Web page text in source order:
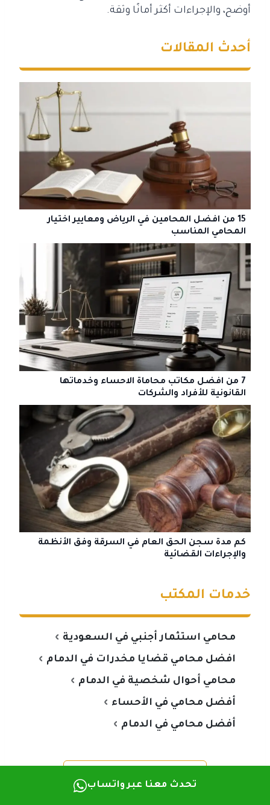
تحدث معنا عبر واتساب
أوضح، والإجراءات أكثر أمانًا وثقة.
أحدث المقالات
15 من افضل المحامين في الرياض ومعايير اختيار
المحامي المناسب
7 من افضل مكاتب محاماة الاحساء وخدماتها
القانونية للأفراد والشركات
كم مدة سجن الحق العام في السرقة وفق الأنظمة
والإجراءات القضائية
خدمات المكتب
محامي استثمار أجنبي في السعودية
افضل محامي قضايا مخدرات في الدمام
محامي أحوال شخصية في الدمام
أفضل محامي في الأحساء
أفضل محامي في الدمام